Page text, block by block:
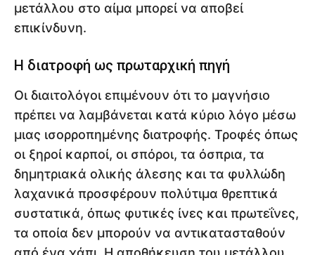
μετάλλου στο αίμα μπορεί να αποβεί
επικίνδυνη.
Η διατροφή ως πρωταρχική πηγή
Οι διαιτολόγοι επιμένουν ότι το μαγνήσιο
πρέπει να λαμβάνεται κατά κύριο λόγο μέσω
μιας ισορροπημένης διατροφής. Τροφές όπως
οι ξηροί καρποί, οι σπόροι, τα όσπρια, τα
δημητριακά ολικής άλεσης και τα φυλλώδη
λαχανικά προσφέρουν πολύτιμα θρεπτικά
συστατικά, όπως φυτικές ίνες και πρωτεΐνες,
τα οποία δεν μπορούν να αντικατασταθούν